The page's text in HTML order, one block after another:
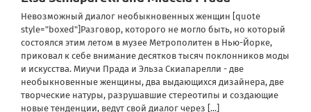
Невозможный диалог необыкновенных женщин [quote
style="boxed"]Разговор, которого не могло быть, но который
состоялся этим летом в музее Метрополитен в Нью-Йорке,
приковал к себе внимание десятков тысяч поклонников моды
и искусства. Миучи Прада и Эльза Скиапарелли - две
необыкновенные женщины, два выдающихся дизайнера, две
творческие натуры, разрушавшие стереотипы и создающие
новые тенденции, ведут свой диалог через [...]